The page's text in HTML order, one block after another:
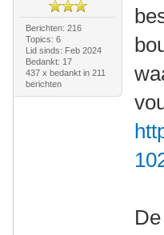
Berichten: 216
Topics: 6
Lid sinds: Feb 2024
Bedankt: 17
437 x bedankt in 211
berichten